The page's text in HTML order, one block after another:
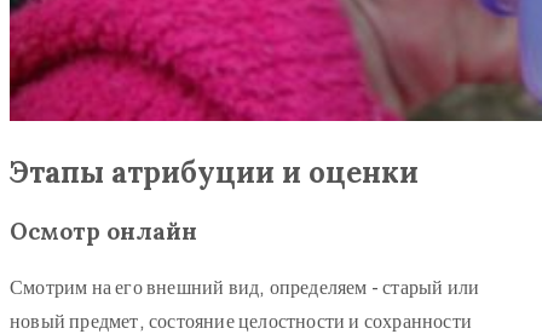
Этапы атрибуции и оценки
Осмотр онлайн
Смотрим на его внешний вид, определяем - старый или
новый предмет, состояние целостности и сохранности